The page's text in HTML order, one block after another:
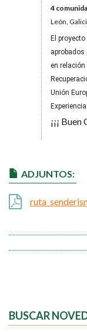
4
León,
El
aprobados
en
Unión
¡¡¡
ADJUNTOS:
BUSCAR